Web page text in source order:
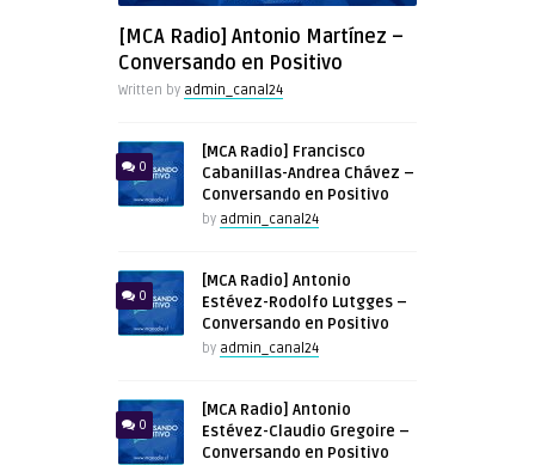
[MCA Radio] Antonio Martínez –
Conversando en Positivo
Written by admin_canal24
0
[MCA Radio] Francisco
Cabanillas-Andrea Chávez –
Conversando en Positivo
by admin_canal24
0
[MCA Radio] Antonio
Estévez-Rodolfo Lutgges –
Conversando en Positivo
by admin_canal24
0
[MCA Radio] Antonio
Estévez-Claudio Gregoire –
Conversando en Positivo